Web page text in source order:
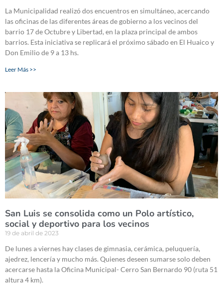
La Municipalidad realizó dos encuentros en simultáneo, acercando
las oficinas de las diferentes áreas de gobierno a los vecinos del
barrio 17 de Octubre y Libertad, en la plaza principal de ambos
barrios. Esta iniciativa se replicará el próximo sábado en El Huaico y
Don Emilio de 9 a 13 hs.
Leer Más >>
San Luis se consolida como un Polo artístico,
social y deportivo para los vecinos
19 de abril de 2023
De lunes a viernes hay clases de gimnasia, cerámica, peluquería,
ajedrez, lencería y mucho más. Quienes deseen sumarse solo deben
acercarse hasta la Oficina Municipal- Cerro San Bernardo 90 (ruta 51
altura 4 km).